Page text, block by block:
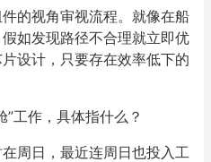
的视角审视流程。就像在船
如发现路径不合理就立即优
设计，只要存在效率低下的
”工作，具体指什么？
周日，最近连周日也投入工